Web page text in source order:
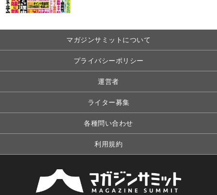
マガジンサミットについて
プライバシーポリシー
運営者
ライター募集
各種問い合わせ
利用規約